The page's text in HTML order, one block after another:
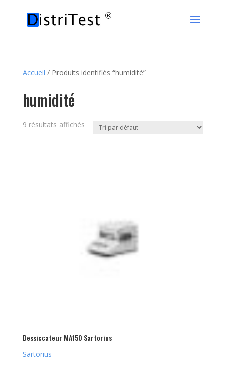
Accueil / Produits identifiés “humidité”
humidité
9 résultats affichés
Dessiccateur MA150 Sartorius
Sartorius